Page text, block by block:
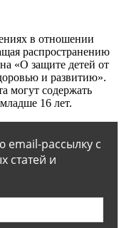
в отношении
распространению
«О защите детей от
и развитию».
могут содержать
16 лет.
email-рассылку с
статей и